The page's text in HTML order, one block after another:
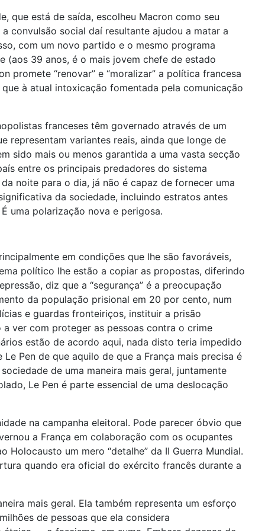
que está de saída, escolheu Macron como seu
convulsão social daí resultante ajudou a matar a
com um novo partido e o mesmo programa
39 anos, é o mais jovem chefe de estado
“renovar” e “moralizar” a política francesa
à atual intoxicação fomentada pela comunicação
franceses têm governado através de um
variantes reais, ainda que longe de
sido mais ou menos garantida a uma vasta secção
entre os principais predadores do sistema
noite para o dia, já não é capaz de fornecer uma
da sociedade, incluindo estratos antes
uma polarização nova e perigosa.
em condições que lhe são favoráveis,
político lhe estão a copiar as propostas, diferindo
diz que a “segurança” é a preocupação
da população prisional em 20 por cento, num
e guardas fronteiriços, instituir a prisão
ver com proteger as pessoas contra o crime
estão de acordo aqui, nada disto teria impedido
Pen de que aquilo de que a França mais precisa é
de uma maneira mais geral, juntamente
Le Pen é parte essencial de uma deslocação
na campanha eleitoral. Pode parecer óbvio que
a França em colaboração com os ocupantes
um mero “detalhe” da II Guerra Mundial.
quando era oficial do exército francês durante a
mais geral. Ela também representa um esforço
de pessoas que ela considera